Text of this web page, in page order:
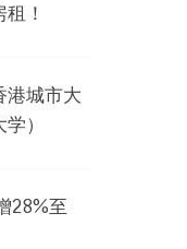
！
港城市大
）
28%至